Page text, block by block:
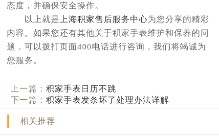
态度，并确保安全操作。
以上就是上海积家售后服务中心为您分享的精彩
内容。如果您还有其他关于积家手表维护和保养的问
题，可以拨打页面400电话进行咨询，我们将竭诚为
您服务。
上一篇：积家手表日历不跳
下一篇：积家手表发条坏了处理办法详解
相关推荐